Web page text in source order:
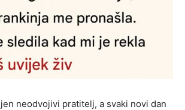
neodvojivi pratitelj, a svaki novi dan